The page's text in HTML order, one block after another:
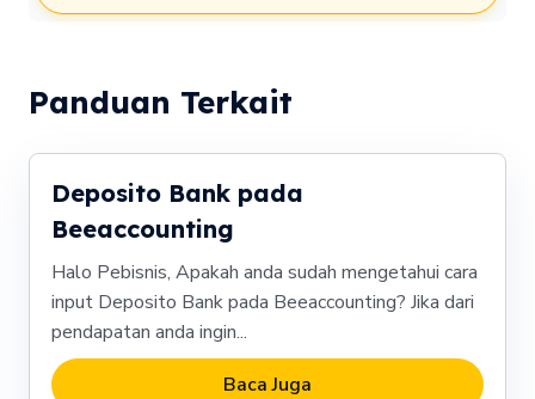
Panduan Terkait
Deposito Bank pada
Beeaccounting
Halo Pebisnis, Apakah anda sudah mengetahui cara
input Deposito Bank pada Beeaccounting? Jika dari
pendapatan anda ingin...
Baca Juga